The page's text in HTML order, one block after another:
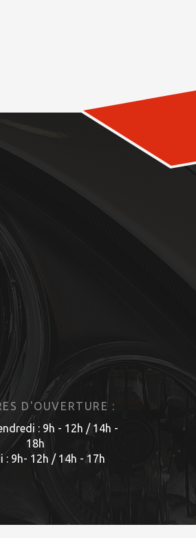
D'OUVERTURE :
: 9h - 12h / 14h -
18h
: 9h- 12h / 14h - 17h